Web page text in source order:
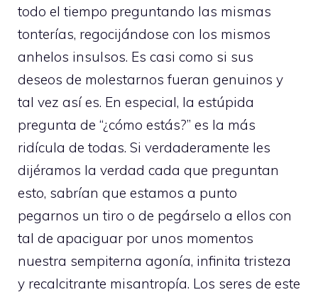
todo el tiempo preguntando las mismas
tonterías, regocijándose con los mismos
anhelos insulsos. Es casi como si sus
deseos de molestarnos fueran genuinos y
tal vez así es. En especial, la estúpida
pregunta de “¿cómo estás?” es la más
ridícula de todas. Si verdaderamente les
dijéramos la verdad cada que preguntan
esto, sabrían que estamos a punto
pegarnos un tiro o de pegárselo a ellos con
tal de apaciguar por unos momentos
nuestra sempiterna agonía, infinita tristeza
y recalcitrante misantropía. Los seres de este